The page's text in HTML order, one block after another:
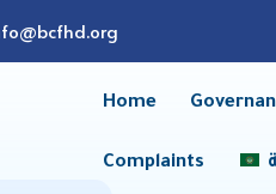
Home
Complaints